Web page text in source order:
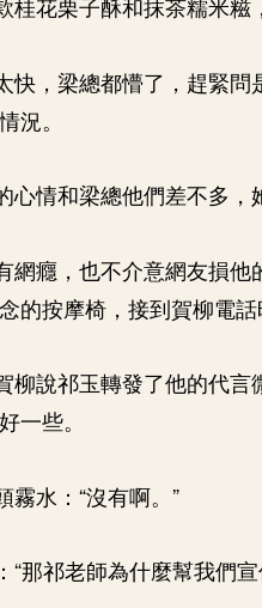
桂花栗子酥和抹茶糯米糍
快，梁總都懵了，趕緊
況。
心情和梁總他們差不多，
網癮，也不介意網友損
的按摩椅，接到賀柳電
柳說祁玉轉發了他的代
一些。
霧水：“沒有啊。”
“那祁老師為什麼幫我們